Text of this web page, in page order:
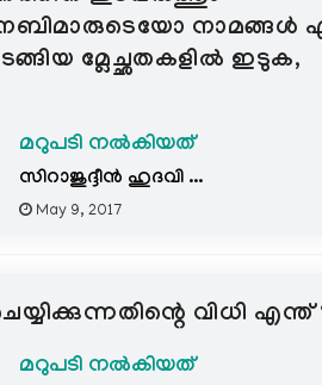
നാമങ്ങള്‍
മ്ലേച്ഛതകളില്‍ ഇടുക,
മറുപടി നൽകിയത്
സിറാജുദ്ദീന്‍ ഹുദവി ...
May 9, 2017
വിധി എന്ത്
മറുപടി നൽകിയത്